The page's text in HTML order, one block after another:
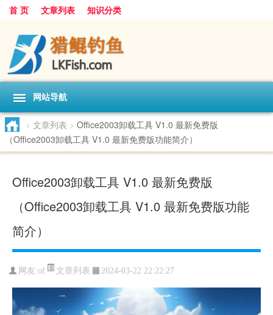
首 页 文章列表 知识分类
网站导航
> 文章列表 > Office2003卸载工具 V1.0 最新免费版
（Office2003卸载工具 V1.0 最新免费版功能简介）
Office2003卸载工具 V1.0 最新免费版
（Office2003卸载工具 V1.0 最新免费版功能
简介）
网友:of 文章列表 2024-03-22 22:22:27